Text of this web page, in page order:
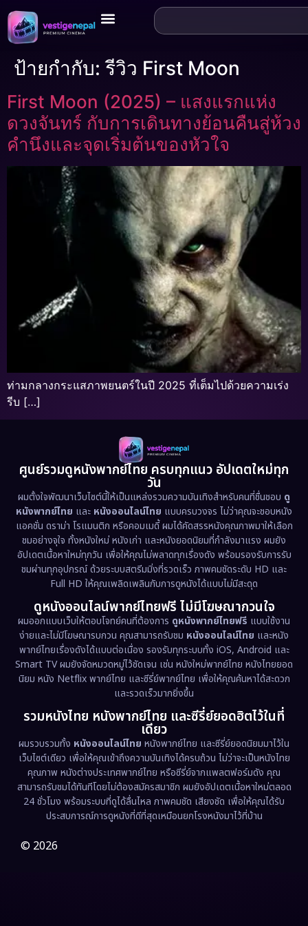
ป้ายกำกับ:รีวิว First Moon
First Moon (2025) – แสงแรกแห่ง
ดวงจันทร์ กับการเดินทางย้อนคืนสู่ห้วง
คำนึงและจุดเริ่มต้นของหัวใจ
ท่ามกลางกระแสภาพยนตร์ในปี 2025 ที่เต็มไปด้วยความเร่ง
รีบ […]
ศูนย์รวมดูหนังพากย์ไทย ครบทุกแนว อัปเดตใหม่ทุก
วัน
ผมตั้งใจพัฒนาเว็บไซต์นี้ให้เป็นแหล่งรวมความบันเทิงสำหรับคนที่ชื่นชอบ ดู
หนังพากย์ไทย และ หนังออนไลน์ไทย แบบครบวงจร ไม่ว่าคุณจะชอบหนัง
แอคชั่น ดราม่า โรแมนติก หรือคอมเมดี้ ผมได้คัดสรรหนังคุณภาพมาให้เลือก
ชมอย่างจุใจ ทั้งหนังใหม่ หนังเก่า และหนังยอดนิยมที่กำลังมาแรง ผมยัง
อัปเดตเนื้อหาใหม่ทุกวัน เพื่อให้คุณไม่พลาดทุกเรื่องดัง พร้อมรองรับการรับ
ชมผ่านทุกอุปกรณ์ ด้วยระบบสตรีมมิ่งที่รวดเร็ว ภาพคมชัดระดับ HD และ
Full HD ให้คุณเพลิดเพลินกับการดูหนังได้แบบไม่มีสะดุด
ดูหนังออนไลน์พากย์ไทยฟรี ไม่มีโฆษณากวนใจ
ผมออกแบบเว็บให้ตอบโจทย์คนที่ต้องการ ดูหนังพากย์ไทยฟรี แบบใช้งาน
ง่ายและไม่มีโฆษณารบกวน คุณสามารถรับชม หนังออนไลน์ไทย และหนัง
พากย์ไทยเรื่องดังได้แบบต่อเนื่อง รองรับทุกระบบทั้ง iOS, Android และ
Smart TV ผมยังจัดหมวดหมู่ไว้ชัดเจน เช่น หนังใหม่พากย์ไทย หนังไทยยอด
นิยม หนัง Netflix พากย์ไทย และซีรี่ย์พากย์ไทย เพื่อให้คุณค้นหาได้สะดวก
และรวดเร็วมากยิ่งขึ้น
รวมหนังไทย หนังพากย์ไทย และซีรี่ย์ยอดฮิตไว้ในที่
เดียว
ผมรวบรวมทั้ง หนังออนไลน์ไทย หนังพากย์ไทย และซีรี่ย์ยอดนิยมมาไว้ใน
เว็บไซต์เดียว เพื่อให้คุณเข้าถึงความบันเทิงได้ครบถ้วน ไม่ว่าจะเป็นหนังไทย
คุณภาพ หนังต่างประเทศพากย์ไทย หรือซีรี่ย์จากแพลตฟอร์มดัง คุณ
สามารถรับชมได้ทันทีโดยไม่ต้องสมัครสมาชิก ผมยังอัปเดตเนื้อหาใหม่ตลอด
24 ชั่วโมง พร้อมระบบที่ดูได้ลื่นไหล ภาพคมชัด เสียงชัด เพื่อให้คุณได้รับ
ประสบการณ์การดูหนังที่ดีที่สุดเหมือนยกโรงหนังมาไว้ที่บ้าน
© 2026